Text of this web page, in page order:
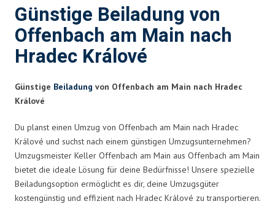
Günstige Beiladung von
Offenbach am Main nach
Hradec Králové
Günstige Beiladung von Offenbach am Main nach Hradec
Králové
Du planst einen Umzug von Offenbach am Main nach Hradec
Králové und suchst nach einem günstigen Umzugsunternehmen?
Umzugsmeister Keller Offenbach am Main aus Offenbach am Main
bietet die ideale Lösung für deine Bedürfnisse! Unsere spezielle
Beiladungsoption ermöglicht es dir, deine Umzugsgüter
kostengünstig und effizient nach Hradec Králové zu transportieren.